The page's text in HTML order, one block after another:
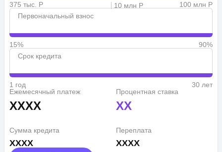
375 тыс. Р 10 млн Р
100 млн Р
Первоначальный взнос
15%
90%
Срок кредита
1 год
30 лет
Ежемесячный платеж
XXXX
Процентная ставка
XX
Сумма кредита
XXXX
Переплата
XXXX